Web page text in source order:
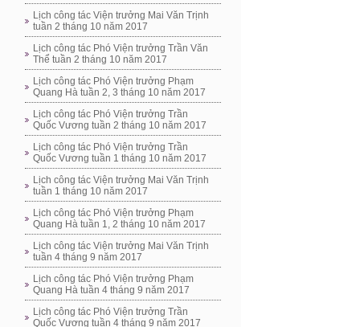
Lịch công tác Viện trưởng Mai Văn Trịnh
tuần 2 tháng 10 năm 2017
Lịch công tác Phó Viện trưởng Trần Văn
Thể tuần 2 tháng 10 năm 2017
Lịch công tác Phó Viện trưởng Phạm
Quang Hà tuần 2, 3 tháng 10 năm 2017
Lịch công tác Phó Viện trưởng Trần
Quốc Vương tuần 2 tháng 10 năm 2017
Lịch công tác Phó Viện trưởng Trần
Quốc Vương tuần 1 tháng 10 năm 2017
Lịch công tác Viện trưởng Mai Văn Trịnh
tuần 1 tháng 10 năm 2017
Lịch công tác Phó Viện trưởng Phạm
Quang Hà tuần 1, 2 tháng 10 năm 2017
Lịch công tác Viện trưởng Mai Văn Trịnh
tuần 4 tháng 9 năm 2017
Lịch công tác Phó Viện trưởng Phạm
Quang Hà tuần 4 tháng 9 năm 2017
Lịch công tác Phó Viện trưởng Trần
Quốc Vương tuần 4 tháng 9 năm 2017